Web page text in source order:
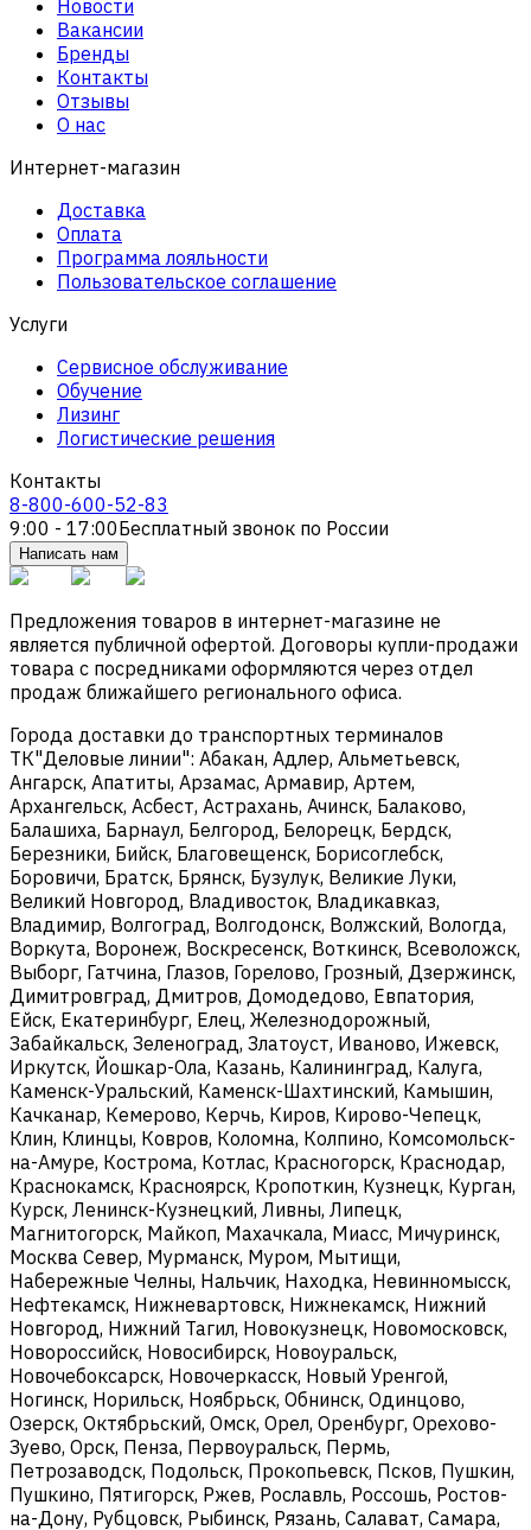
Новости
Вакансии
Бренды
Контакты
Отзывы
О нас
Интернет-магазин
Доставка
Оплата
Программа лояльности
Пользовательское соглашение
Услуги
Сервисное обслуживание
Обучение
Лизинг
Логистические решения
Контакты
8-800-600-52-83
9:00 - 17:00Бесплатный звонок по России
Написать нам
Предложения товаров в интернет-магазине не
является публичной офертой. Договоры купли-продажи
товара с посредниками оформляются через отдел
продаж ближайшего регионального офиса.
Города доставки до транспортных терминалов
ТК"Деловые линии": Абакан, Адлер, Альметьевск,
Ангарск, Апатиты, Арзамас, Армавир, Артем,
Архангельск, Асбест, Астрахань, Ачинск, Балаково,
Балашиха, Барнаул, Белгород, Белорецк, Бердск,
Березники, Бийск, Благовещенск, Борисоглебск,
Боровичи, Братск, Брянск, Бузулук, Великие Луки,
Великий Новгород, Владивосток, Владикавказ,
Владимир, Волгоград, Волгодонск, Волжский, Вологда,
Воркута, Воронеж, Воскресенск, Воткинск, Всеволожск,
Выборг, Гатчина, Глазов, Горелово, Грозный, Дзержинск,
Димитровград, Дмитров, Домодедово, Евпатория,
Ейск, Екатеринбург, Елец, Железнодорожный,
Забайкальск, Зеленоград, Златоуст, Иваново, Ижевск,
Иркутск, Йошкар-Ола, Казань, Калининград, Калуга,
Каменск-Уральский, Каменск-Шахтинский, Камышин,
Качканар, Кемерово, Керчь, Киров, Кирово-Чепецк,
Клин, Клинцы, Ковров, Коломна, Колпино, Комсомольск-
на-Амуре, Кострома, Котлас, Красногорск, Краснодар,
Краснокамск, Красноярск, Кропоткин, Кузнецк, Курган,
Курск, Ленинск-Кузнецкий, Ливны, Липецк,
Магнитогорск, Майкоп, Махачкала, Миасс, Мичуринск,
Москва Север, Мурманск, Муром, Мытищи,
Набережные Челны, Нальчик, Находка, Невинномысск,
Нефтекамск, Нижневартовск, Нижнекамск, Нижний
Новгород, Нижний Тагил, Новокузнецк, Новомосковск,
Новороссийск, Новосибирск, Новоуральск,
Новочебоксарск, Новочеркасск, Новый Уренгой,
Ногинск, Норильск, Ноябрьск, Обнинск, Одинцово,
Озерск, Октябрьский, Омск, Орел, Оренбург, Орехово-
Зуево, Орск, Пенза, Первоуральск, Пермь,
Петрозаводск, Подольск, Прокопьевск, Псков, Пушкин,
Пушкино, Пятигорск, Ржев, Рославль, Россошь, Ростов-
на-Дону, Рубцовск, Рыбинск, Рязань, Салават, Самара,